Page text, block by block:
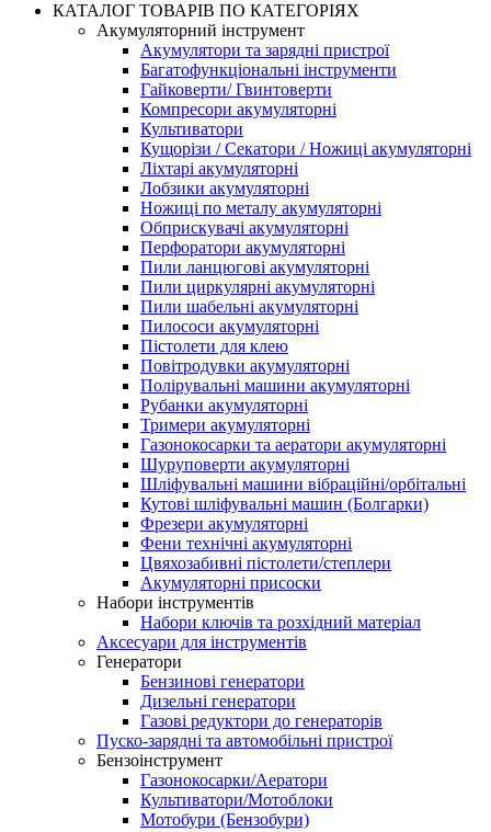
КАТАЛОГ ТОВАРІВ ПО КАТЕГОРІЯХ
Акумуляторний інструмент
Акумулятори та зарядні пристрої
Багатофункціональні інструменти
Гайковерти/ Гвинтоверти
Компресори акумуляторні
Культиватори
Кущорізи / Секатори / Ножиці акумуляторні
Ліхтарі акумуляторні
Лобзики акумуляторні
Ножиці по металу акумуляторні
Обприскувачі акумуляторні
Перфоратори акумуляторні
Пили ланцюгові акумуляторні
Пили циркулярні акумуляторні
Пили шабельні акумуляторні
Пилососи акумуляторні
Пістолети для клею
Повітродувки акумуляторні
Полірувальні машини акумуляторні
Рубанки акумуляторні
Тримери акумуляторні
Газонокосарки та аератори акумуляторні
Шуруповерти акумуляторні
Шліфувальні машини вібраційні/орбітальні
Кутові шліфувальні машин (Болгарки)
Фрезери акумуляторні
Фени технічні акумуляторні
Цвяхозабивні пістолети/степлери
Акумуляторні присоски
Набори інструментів
Набори ключів та розхідний матеріал
Аксесуари для інструментів
Генератори
Бензинові генератори
Дизельні генератори
Газові редуктори до генераторів
Пуско-зарядні та автомобільні пристрої
Бензоінструмент
Газонокосарки/Аератори
Культиватори/Мотоблоки
Мотобури (Бензобури)